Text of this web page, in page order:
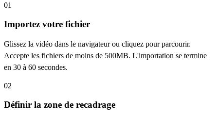
01
Importez votre fichier
Glissez la vidéo dans le navigateur ou cliquez pour parcourir.
Accepte les fichiers de moins de 500MB. L'importation se termine
en 30 à 60 secondes.
02
Définir la zone de recadrage